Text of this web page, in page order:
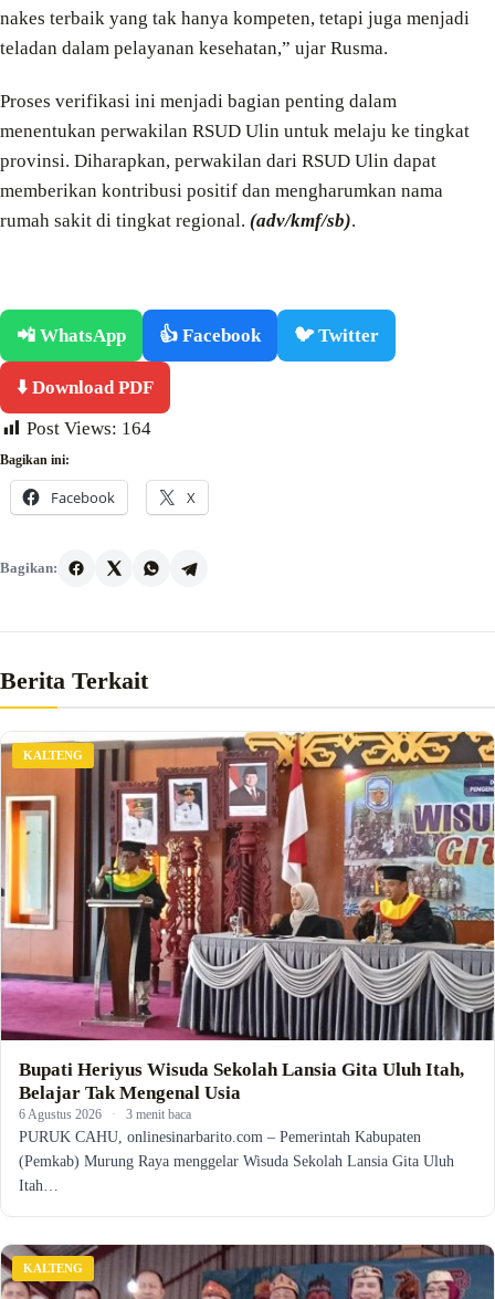
nakes terbaik yang tak hanya kompeten, tetapi juga menjadi
teladan dalam pelayanan kesehatan,” ujar Rusma.
Proses verifikasi ini menjadi bagian penting dalam
menentukan perwakilan RSUD Ulin untuk melaju ke tingkat
provinsi. Diharapkan, perwakilan dari RSUD Ulin dapat
memberikan kontribusi positif dan mengharumkan nama
rumah sakit di tingkat regional. (adv/kmf/sb).
📲 WhatsApp 👍 Facebook 🐦 Twitter
⬇️ Download PDF
Post Views: 164
Bagikan ini:
Facebook X
Bagikan:
Berita Terkait
KALTENG
Bupati Heriyus Wisuda Sekolah Lansia Gita Uluh Itah,
Belajar Tak Mengenal Usia
6 Agustus 2026 · 3 menit baca
PURUK CAHU, onlinesinarbarito.com – Pemerintah Kabupaten
(Pemkab) Murung Raya menggelar Wisuda Sekolah Lansia Gita Uluh
Itah…
KALTENG